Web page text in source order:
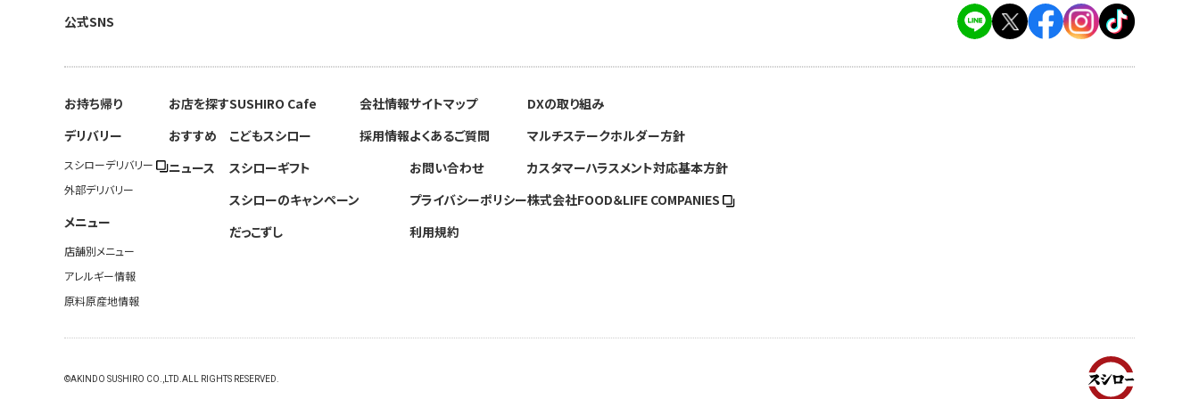
公式SNS
お持ち帰り
デリバリー
スシローデリバリー
外部デリバリー
メニュー
店舗別メニュー
アレルギー情報
原料原産地情報
お店を探す
おすすめ
ニュース
SUSHIRO Cafe
こどもスシロー
スシローギフト
スシローのキャンペーン
だっこずし
会社情報
採用情報
サイトマップ
よくあるご質問
お問い合わせ
プライバシーポリシー
利用規約
DXの取り組み
マルチステークホルダー方針
カスタマーハラスメント対応基本方針
株式会社FOOD＆LIFE COMPANIES
©AKINDO SUSHIRO CO.,LTD.ALL RIGHTS RESERVED.